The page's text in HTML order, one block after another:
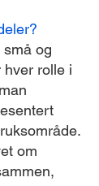
små og
hver rolle i
om